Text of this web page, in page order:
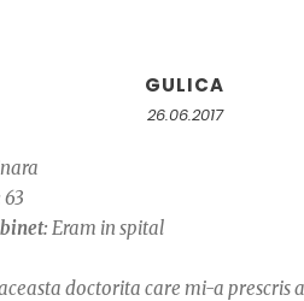
GULICA
26.06.2017
63
Eram in spital
doctorita care mi-a prescris